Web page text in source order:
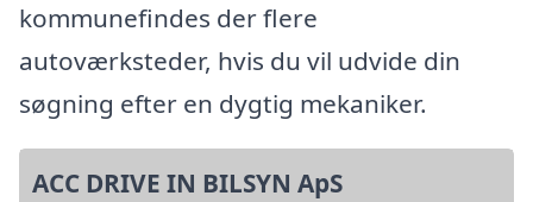
kommunefindes der flere
autoværksteder, hvis du vil udvide din
søgning efter en dygtig mekaniker.
ACC DRIVE IN BILSYN ApS